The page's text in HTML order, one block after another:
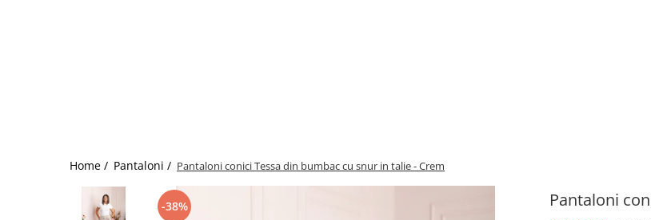
Home / Pantaloni / Pantaloni conici Tessa din bumbac cu snur in talie - Crem
Pantaloni
-38%